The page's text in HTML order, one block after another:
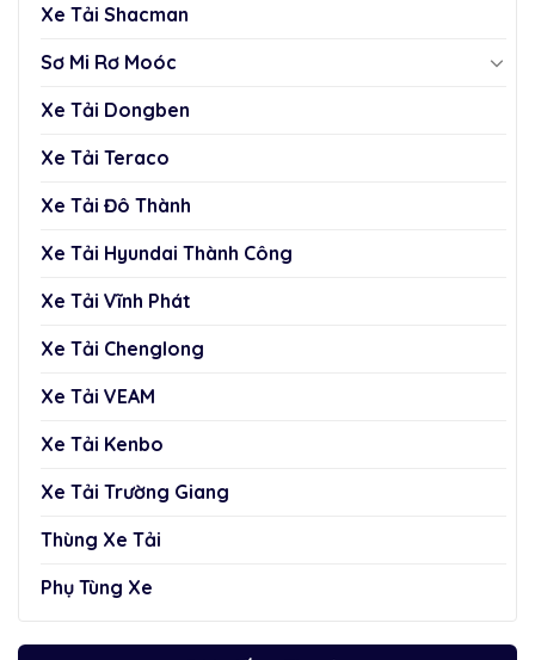
Xe Tải Shacman
Sơ Mi Rơ Moóc
Xe Tải Dongben
Xe Tải Teraco
Xe Tải Đô Thành
Xe Tải Hyundai Thành Công
Xe Tải Vĩnh Phát
Xe Tải Chenglong
Xe Tải VEAM
Xe Tải Kenbo
Xe Tải Trường Giang
Thùng Xe Tải
Phụ Tùng Xe